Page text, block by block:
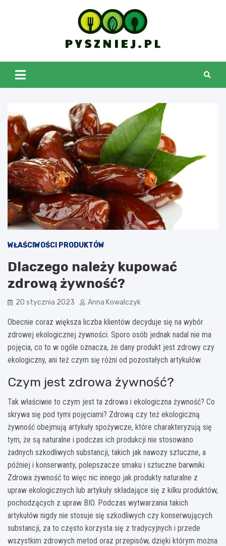
pyszniej.pl
WŁAŚCIWOŚCI PRODUKTÓW
Dlaczego należy kupować
zdrową żywność?
20 stycznia 2023 Anna Kowalczyk
Obecnie coraz większa liczba klientów decyduje się na wybór
zdrowej ekologicznej żywności. Sporo osób jednak nadal nie ma
pojęcia, co to w ogóle oznacza, że dany produkt jest zdrowy czy
ekologiczny, ani też czym się różni od pozostałych artykułów.
Czym jest zdrowa żywność?
Tak właściwie to czym jest ta zdrowa i ekologiczna żywność? Co
skrywa się pod tymi pojęciami? Zdrową czy też ekologiczną
żywność obejmują artykuły spożywcze, które charakteryzują się
tym, że są naturalne i podczas ich produkcji nie stosowano
żadnych szkodliwych substancji, takich jak nawozy sztuczne, a
później i konserwanty, polepszacze smaku i sztuczne barwniki.
Zdrowa żywność to więc nic innego jak produkty naturalne z
upraw ekologicznych lub artykuły składające się z kilku produktów,
pochodzących z upraw BIO. Podczas wytwarzania takich
artykułów nigdy nie stosuje się szkodliwych czy konserwujących
substancji, za to często korzysta się z tradycyjnych i przede
wszystkim zdrowych metod oraz przepisów, dzięki którym można